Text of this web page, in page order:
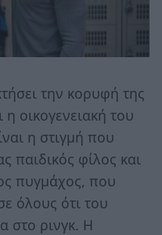
την κορυφή της
οικογενειακή του
η στιγμή που
παιδικός φίλος και
πυγμάχος, που
όλους ότι του
στο ρινγκ. Η